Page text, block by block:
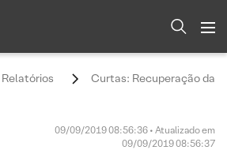
Relatórios Curtas: Recuperação das
09/09/2019 08:56:36 • Atualizado em
09/09/2019 08:56:37